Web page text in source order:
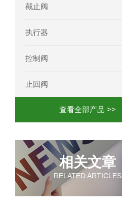
截止阀
执行器
控制阀
止回阀
查看全部产品 >>
相关文章
RELATED ARTICLES